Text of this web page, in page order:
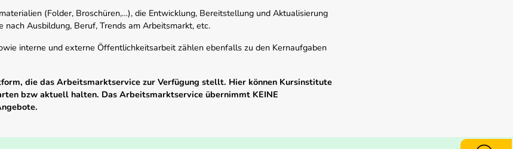
(Folder, Broschüren,…), die Entwicklung, Bereitstellung und Aktualisierung
Ausbildung, Beruf, Trends am Arbeitsmarkt, etc.
interne und externe Öffentlichkeitsarbeit zählen ebenfalls zu den Kernaufgaben
die das Arbeitsmarktservice zur Verfügung stellt. Hier können Kursinstitute
bzw aktuell halten. Das Arbeitsmarktservice übernimmt KEINE